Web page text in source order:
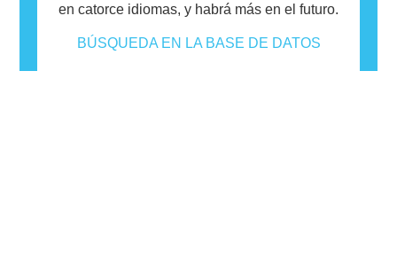
en catorce idiomas, y habrá más en el futuro.
BÚSQUEDA EN LA BASE DE DATOS